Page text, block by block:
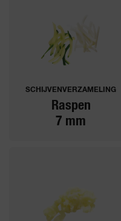
SCHIJVENVERZAMELING
Raspen
7 mm